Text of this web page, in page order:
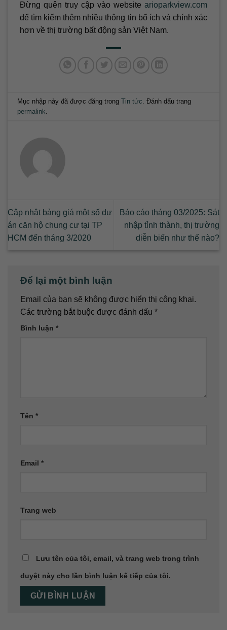
Đừng quên truy cập vào website arioparkview.com
để tìm kiếm thêm nhiều thông tin bổ ích và chính xác
hơn về thị trường bất động sản Việt Nam.
Mục nhập này đã được đăng trongTin tức . Đánh dấu trang
permalink
Cập nhật bảng giá một số dự
án căn hộ chung cư tại TP
HCM đến tháng 3/2020
Báo cáo tháng 03/2025: Sát
nhập tỉnh thành, thị trường
diễn biến như thế nào?
Để lại một bình luận
Email của bạn sẽ không được hiển thị công khai.
Các trường bắt buộc được đánh dấu *
Bình luận *
Tên *
Email *
Trang web
Lưu tên của tôi, email, và trang web trong trình
duyệt này cho lần bình luận kế tiếp của tôi.